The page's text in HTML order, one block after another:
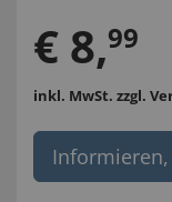
€ 8,99
inkl. MwSt. zzgl.